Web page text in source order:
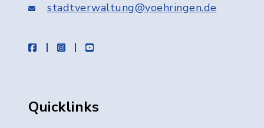
stadtverwaltung@voehringen.de
facebookinstagramyoutube
Quicklinks